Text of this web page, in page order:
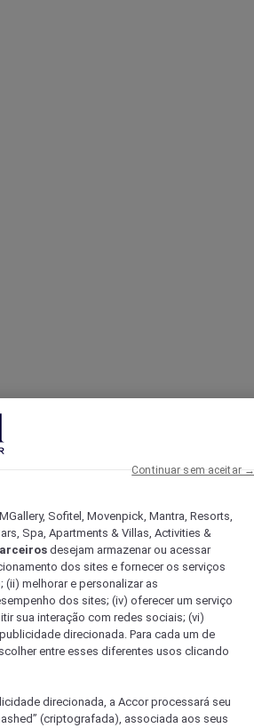
Sofitel, Movenpick, Mantra, Resorts,
Spa, Apartments & Villas, Activities &
desejam armazenar ou acessar
dos sites e fornecer os serviços
melhorar e personalizar as
dos sites; (iv) oferecer um serviço
sua interação com redes sociais; (vi)
direcionada. Para cada um de
entre esses diferentes usos clicando
direcionada, a Accor processará seu
(criptografada), associada aos seus
Continuar sem aceitar →